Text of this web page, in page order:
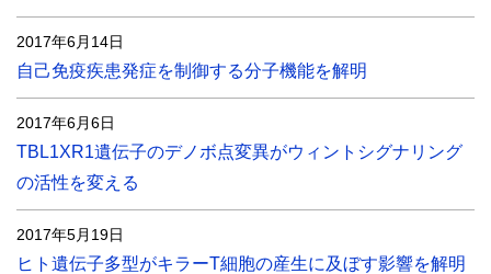
2017年6月14日
自己免疫疾患発症を制御する分子機能を解明
2017年6月6日
TBL1XR1遺伝子のデノボ点変異がウィントシグナリング
の活性を変える
2017年5月19日
ヒト遺伝子多型がキラーT細胞の産生に及ぼす影響を解明